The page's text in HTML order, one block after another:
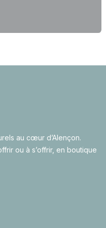
au cœur d’Alençon.
ou à s’offrir, en boutique